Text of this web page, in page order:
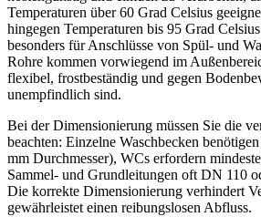
Temperaturen über 60 Grad Celsius
hingegen Temperaturen bis 95 Grad
besonders für Anschlüsse von Spül- und
Rohre kommen vorwiegend im
flexibel, frostbeständig und gegen
unempfindlich sind.
Bei der Dimensionierung müssen Sie die
beachten: Einzelne Waschbecken
mm Durchmesser), WCs erfordern
Sammel- und Grundleitungen oft DN 110
Die korrekte Dimensionierung verhindert
gewährleistet einen reibungslosen Abfluss.